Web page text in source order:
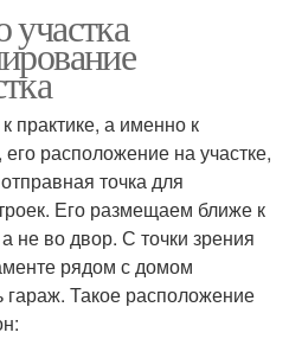
участка
практике, а именно к
расположение на участке,
точка для
Его размещаем ближе к
не во двор. С точки зрения
рядом с домом
гараж. Такое расположение